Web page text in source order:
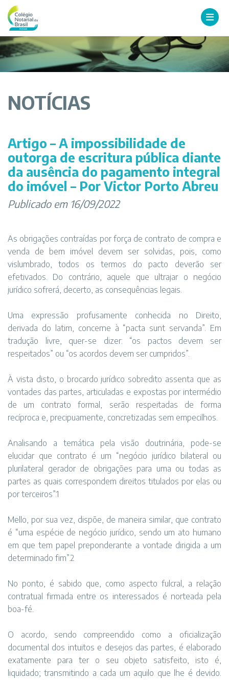
NOTÍCIAS
Artigo – A impossibilidade de
outorga de escritura pública diante
da ausência do pagamento integral
do imóvel – Por Victor Porto Abreu
Publicado em 16/09/2022
As obrigações contraídas por força de contrato de compra e
venda de bem imóvel devem ser solvidas, pois, como
vislumbrado, todos os termos do pacto deverão ser
efetivados. Do contrário, aquele que ultrajar o negócio
jurídico sofrerá, decerto, as consequências legais.
Uma expressão profusamente conhecida no Direito,
derivada do latim, concerne à “pacta sunt servanda”. Em
tradução livre, quer-se dizer: “os pactos devem ser
respeitados” ou “os acordos devem ser cumpridos”.
À vista disto, o brocardo jurídico sobredito assenta que as
vontades das partes, articuladas e expostas por intermédio
de um contrato formal, serão respeitadas de forma
recíproca e, precipuamente, concretizadas sem empecilhos.
Analisando a temática pela visão doutrinária, pode-se
elucidar que contrato é um “negócio jurídico bilateral ou
plurilateral gerador de obrigações para uma ou todas as
partes as quais correspondem direitos titulados por elas ou
por terceiros”.1
Mello, por sua vez, dispõe, de maneira similar, que contrato
é “uma espécie de negócio jurídico, sendo um ato humano
em que tem papel preponderante a vontade dirigida a um
determinado fim”.2
No ponto, é sabido que, como aspecto fulcral, a relação
contratual firmada entre os interessados é norteada pela
boa-fé.
O acordo, sendo compreendido como a oficialização
documental dos intuitos e desejos das partes, é elaborado
exatamente para ter o seu objeto satisfeito, isto é,
liquidado; transmitindo a cada um aquilo que lhe é devido.